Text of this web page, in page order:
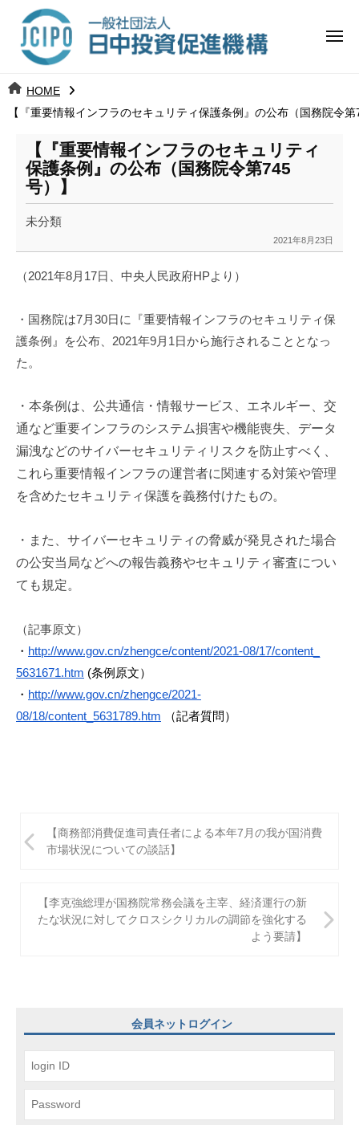
ツ 日
中
投
資
促
進
構
j
c
メ
HOME
【『重要情報インフラのセキュリティ保護条例』の公布（国務院令
【『重要情報インフラのセキュリティ
保護条例』の公布（国務院令第745
号）】
未分類
2021年8月23日
k
n
a
（2021年8月17日、中央人民政府HPより）
・国務院は7月30日に『重要情報インフラのセキュリティ保
護条例』を公布、2021年9月1日から施行されることとなっ
た。
・本条例は、公共通信・情報サービス、エネルギー、交
通など重要インフラのシステム損害や機能喪失、データ
漏洩などのサイバーセキュリティリスクを防止すべく、
これら重要情報インフラの運営者に関連する対策や管理
を含めたセキュリティ保護を義務付けたもの。
・また、サイバーセキュリティの脅威が発見された場合
の公安当局などへの報告義務やセキュリティ審査につい
ても規定。
（記事原文）
・ http://www.gov.cn/zhengce/content/2021-08/17/content_
5631671.htm (条例原文）
・ http://www.gov.cn/zhengce/2021-
08/18/content_5631789.htm （記者質問）
稿
ン
【商務部消費促進司責任者による本年7月の我が国消費
市場状況についての談話】
【李克強総理が国務院常務会議を主宰、経済運行の新
たな状況に対してクロスシクリカルの調節を強化する
よう要請】
会員ネットログイン
日
中
資
進
機
構